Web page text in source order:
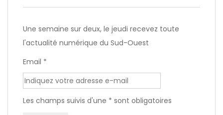
Une semaine sur deux, le jeudi recevez toute
l'actualité numérique du Sud-Ouest
Email *
Les champs suivis d'une * sont obligatoires